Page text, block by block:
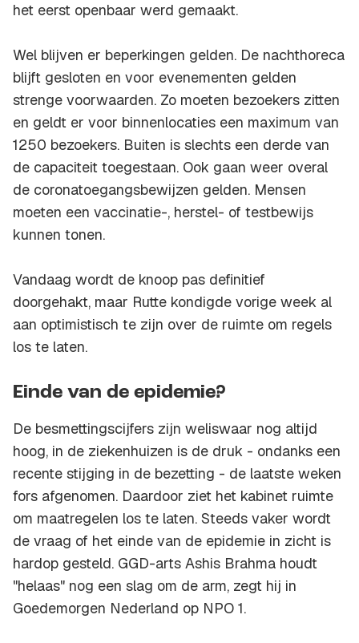
het eerst openbaar werd gemaakt.
Wel blijven er beperkingen gelden. De nachthoreca
blijft gesloten en voor evenementen gelden
strenge voorwaarden. Zo moeten bezoekers zitten
en geldt er voor binnenlocaties een maximum van
1250 bezoekers. Buiten is slechts een derde van
de capaciteit toegestaan. Ook gaan weer overal
de coronatoegangsbewijzen gelden. Mensen
moeten een vaccinatie-, herstel- of testbewijs
kunnen tonen.
Vandaag wordt de knoop pas definitief
doorgehakt, maar Rutte kondigde vorige week al
aan optimistisch te zijn over de ruimte om regels
los te laten.
Einde van de epidemie?
De besmettingscijfers zijn weliswaar nog altijd
hoog, in de ziekenhuizen is de druk - ondanks een
recente stijging in de bezetting - de laatste weken
fors afgenomen. Daardoor ziet het kabinet ruimte
om maatregelen los te laten. Steeds vaker wordt
de vraag of het einde van de epidemie in zicht is
hardop gesteld. GGD-arts Ashis Brahma houdt
"helaas" nog een slag om de arm, zegt hij in
Goedemorgen Nederland op NPO 1.